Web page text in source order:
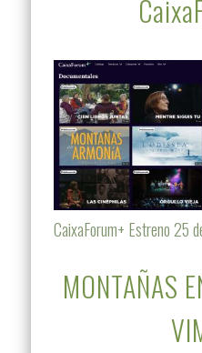
CaixaForum+ Estreno 25
MONTAÑAS